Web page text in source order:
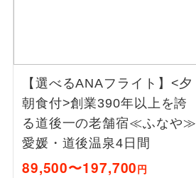
【選べるANAフライト】<夕
朝食付>創業390年以上を誇
る道後一の老舗宿≪ふなや≫
愛媛・道後温泉4日間
89,500〜197,700円